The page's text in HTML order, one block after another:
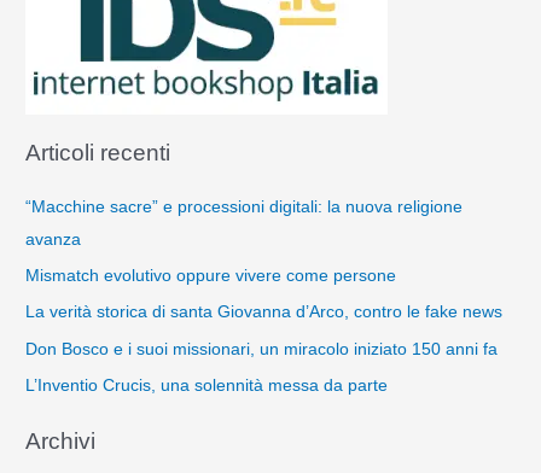
Articoli recenti
“Macchine sacre” e processioni digitali: la nuova religione
avanza
Mismatch evolutivo oppure vivere come persone
La verità storica di santa Giovanna d’Arco, contro le fake news
Don Bosco e i suoi missionari, un miracolo iniziato 150 anni fa
L’Inventio Crucis, una solennità messa da parte
Archivi